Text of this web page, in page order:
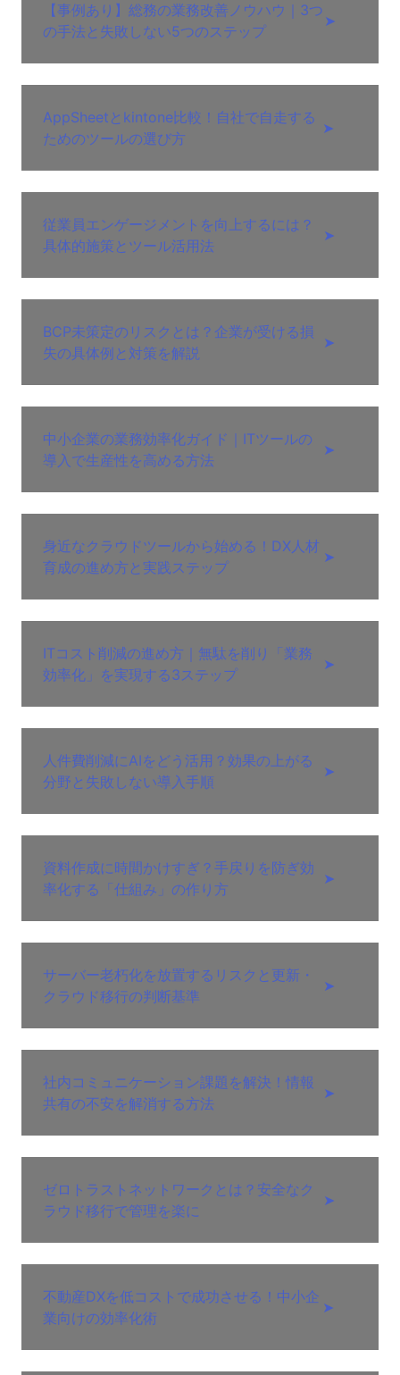
【事例あり】総務の業務改善ノウハウ｜3つ
の手法と失敗しない5つのステップ
➤
AppSheetとkintone比較！自社で自走する
ためのツールの選び方
➤
従業員エンゲージメントを向上するには？
具体的施策とツール活用法
➤
BCP未策定のリスクとは？企業が受ける損
失の具体例と対策を解説
➤
中小企業の業務効率化ガイド｜ITツールの
導入で生産性を高める方法
➤
身近なクラウドツールから始める！DX人材
育成の進め方と実践ステップ
➤
ITコスト削減の進め方｜無駄を削り「業務
効率化」を実現する3ステップ
➤
人件費削減にAIをどう活用？効果の上がる
分野と失敗しない導入手順
➤
資料作成に時間かけすぎ？手戻りを防ぎ効
率化する「仕組み」の作り方
➤
サーバー老朽化を放置するリスクと更新・
クラウド移行の判断基準
➤
社内コミュニケーション課題を解決！情報
共有の不安を解消する方法
➤
ゼロトラストネットワークとは？安全なク
ラウド移行で管理を楽に
➤
不動産DXを低コストで成功させる！中小企
業向けの効率化術
➤